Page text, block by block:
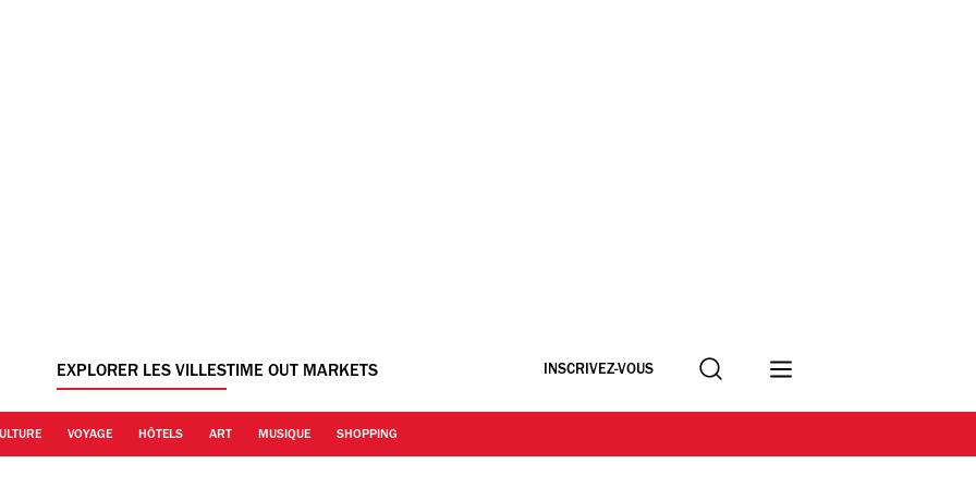
EXPLORER LES VILLESTIME OUT MARKETS INSCRIVEZ-VOUS Recherche
VOYAGE HÔTELS ART MUSIQUE SHOPPING